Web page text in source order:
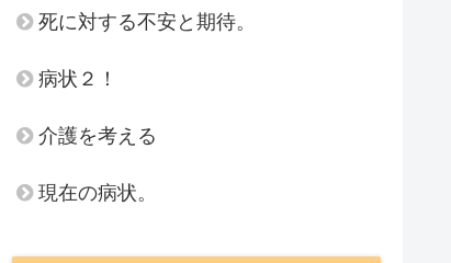
死に対する不安と期待。
病状２！
介護を考える
現在の病状。